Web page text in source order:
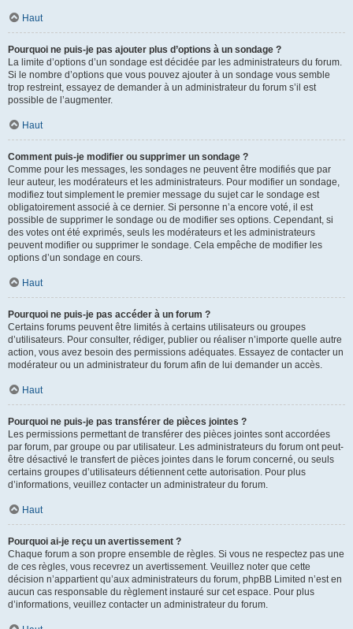
Haut
Pourquoi ne puis-je pas ajouter plus d’options à un sondage ?
La limite d’options d’un sondage est décidée par les administrateurs du forum.
Si le nombre d’options que vous pouvez ajouter à un sondage vous semble
trop restreint, essayez de demander à un administrateur du forum s’il est
possible de l’augmenter.
Haut
Comment puis-je modifier ou supprimer un sondage ?
Comme pour les messages, les sondages ne peuvent être modifiés que par
leur auteur, les modérateurs et les administrateurs. Pour modifier un sondage,
modifiez tout simplement le premier message du sujet car le sondage est
obligatoirement associé à ce dernier. Si personne n’a encore voté, il est
possible de supprimer le sondage ou de modifier ses options. Cependant, si
des votes ont été exprimés, seuls les modérateurs et les administrateurs
peuvent modifier ou supprimer le sondage. Cela empêche de modifier les
options d’un sondage en cours.
Haut
Pourquoi ne puis-je pas accéder à un forum ?
Certains forums peuvent être limités à certains utilisateurs ou groupes
d’utilisateurs. Pour consulter, rédiger, publier ou réaliser n’importe quelle autre
action, vous avez besoin des permissions adéquates. Essayez de contacter un
modérateur ou un administrateur du forum afin de lui demander un accès.
Haut
Pourquoi ne puis-je pas transférer de pièces jointes ?
Les permissions permettant de transférer des pièces jointes sont accordées
par forum, par groupe ou par utilisateur. Les administrateurs du forum ont peut-
être désactivé le transfert de pièces jointes dans le forum concerné, ou seuls
certains groupes d’utilisateurs détiennent cette autorisation. Pour plus
d’informations, veuillez contacter un administrateur du forum.
Haut
Pourquoi ai-je reçu un avertissement ?
Chaque forum a son propre ensemble de règles. Si vous ne respectez pas une
de ces règles, vous recevrez un avertissement. Veuillez noter que cette
décision n’appartient qu’aux administrateurs du forum, phpBB Limited n’est en
aucun cas responsable du règlement instauré sur cet espace. Pour plus
d’informations, veuillez contacter un administrateur du forum.